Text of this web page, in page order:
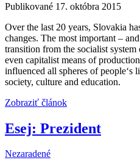
Publikované 17. októbra 2015
Over the last 20 years, Slovakia
changes. The most important –
transition from the socialist
even capitalist means of
influenced all spheres of people‘s
society, culture and education.
Zobraziť článok
Esej: Prezident
Nezaradené